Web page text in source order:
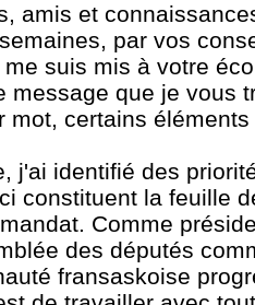
amis et
par vos
suis mis à votre
message que je vous
mot, certains
j'ai identifié des
constituent la feuille
Comme
des députés
fransaskoise